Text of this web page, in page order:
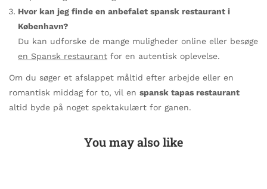
Hvor kan jeg finde en anbefalet spansk restaurant i
København?
Du kan udforske de mange muligheder online eller besøge
en Spansk restaurant for en autentisk oplevelse.
Om du søger et afslappet måltid efter arbejde eller en
romantisk middag for to, vil en spansk tapas restaurant
altid byde på noget spektakulært for ganen.
You may also like